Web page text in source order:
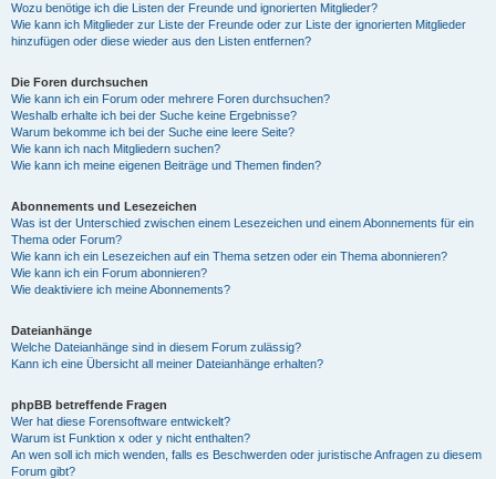
Wozu benötige ich die Listen der Freunde und ignorierten Mitglieder?
Wie kann ich Mitglieder zur Liste der Freunde oder zur Liste der ignorierten Mitglieder
hinzufügen oder diese wieder aus den Listen entfernen?
Die Foren durchsuchen
Wie kann ich ein Forum oder mehrere Foren durchsuchen?
Weshalb erhalte ich bei der Suche keine Ergebnisse?
Warum bekomme ich bei der Suche eine leere Seite?
Wie kann ich nach Mitgliedern suchen?
Wie kann ich meine eigenen Beiträge und Themen finden?
Abonnements und Lesezeichen
Was ist der Unterschied zwischen einem Lesezeichen und einem Abonnements für ein
Thema oder Forum?
Wie kann ich ein Lesezeichen auf ein Thema setzen oder ein Thema abonnieren?
Wie kann ich ein Forum abonnieren?
Wie deaktiviere ich meine Abonnements?
Dateianhänge
Welche Dateianhänge sind in diesem Forum zulässig?
Kann ich eine Übersicht all meiner Dateianhänge erhalten?
phpBB betreffende Fragen
Wer hat diese Forensoftware entwickelt?
Warum ist Funktion x oder y nicht enthalten?
An wen soll ich mich wenden, falls es Beschwerden oder juristische Anfragen zu diesem
Forum gibt?